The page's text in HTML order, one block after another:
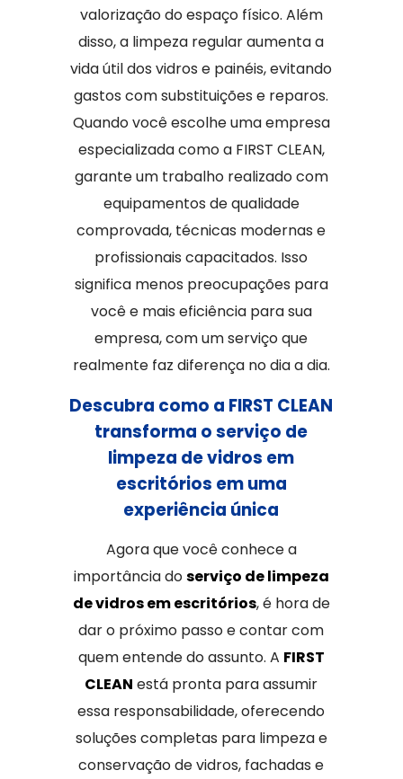
valorização do espaço físico. Além
disso, a limpeza regular aumenta a
vida útil dos vidros e painéis, evitando
gastos com substituições e reparos.
Quando você escolhe uma empresa
especializada como a FIRST CLEAN,
garante um trabalho realizado com
equipamentos de qualidade
comprovada, técnicas modernas e
profissionais capacitados. Isso
significa menos preocupações para
você e mais eficiência para sua
empresa, com um serviço que
realmente faz diferença no dia a dia.
Descubra como a FIRST CLEAN
transforma o serviço de
limpeza de vidros em
escritórios em uma
experiência única
Agora que você conhece a
importância doserviço de limpeza
de vidros em escritórios, é hora de
dar o próximo passo e contar com
quem entende do assunto. A FIRST
CLEAN está pronta para assumir
essa responsabilidade, oferecendo
soluções completas para limpeza e
conservação de vidros, fachadas e